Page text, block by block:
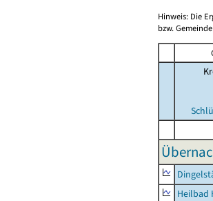
Hinweis: Die
bzw.
Heilbad